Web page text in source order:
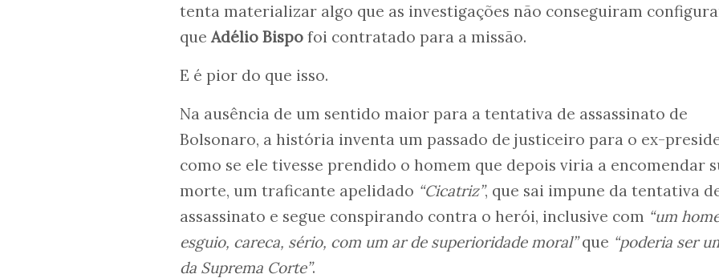
tenta materializar algo que as investigações não conseguiram
que Adélio Bispo foi contratado para a missão.
E é pior do que isso.
Na ausência de um sentido maior para a tentativa de assassinato de
Bolsonaro, a história inventa um passado de justiceiro para o ex-
como se ele tivesse prendido o homem que depois viria a encomendar
morte, um traficante apelidado “Cicatriz”, que sai impune da tentativa
assassinato e segue conspirando contra o herói, inclusive com “um
esguio, careca, sério, com um ar de superioridade moral”que “poderia ser
da Suprema Corte”.